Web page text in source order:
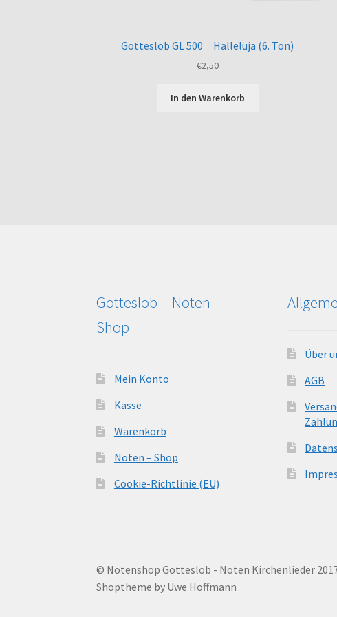
Gotteslob GL 500 Halleluja (6. Ton)
€2,50
In den Warenkorb
Gotteslob – Noten –
Shop
Mein Konto
Kasse
Warenkorb
Noten – Shop
Cookie-Richtlinie (EU)
Über
AGB
© Notenshop Gotteslob - Noten Kirchenlieder
Shoptheme by Uwe Hoffmann